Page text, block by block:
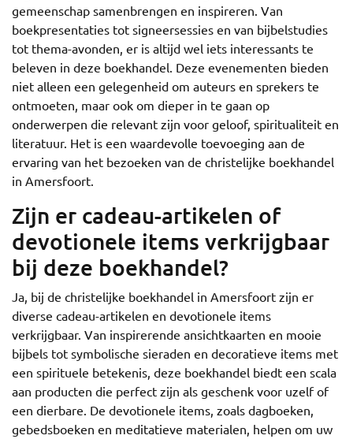
gemeenschap samenbrengen en inspireren. Van
boekpresentaties tot signeersessies en van bijbelstudies
tot thema-avonden, er is altijd wel iets interessants te
beleven in deze boekhandel. Deze evenementen bieden
niet alleen een gelegenheid om auteurs en sprekers te
ontmoeten, maar ook om dieper in te gaan op
onderwerpen die relevant zijn voor geloof, spiritualiteit en
literatuur. Het is een waardevolle toevoeging aan de
ervaring van het bezoeken van de christelijke boekhandel
in Amersfoort.
Zijn er cadeau-artikelen of
devotionele items verkrijgbaar
bij deze boekhandel?
Ja, bij de christelijke boekhandel in Amersfoort zijn er
diverse cadeau-artikelen en devotionele items
verkrijgbaar. Van inspirerende ansichtkaarten en mooie
bijbels tot symbolische sieraden en decoratieve items met
een spirituele betekenis, deze boekhandel biedt een scala
aan producten die perfect zijn als geschenk voor uzelf of
een dierbare. De devotionele items, zoals dagboeken,
gebedsboeken en meditatieve materialen, helpen om uw